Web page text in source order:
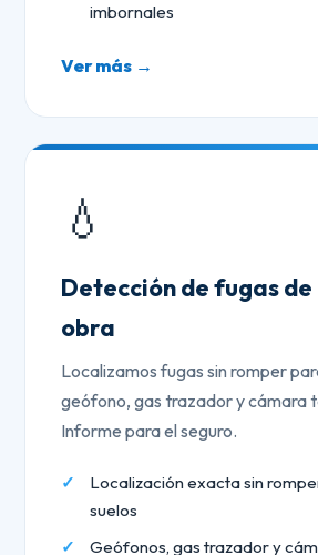
imbornales
Ver más →
💧
Detección de fugas de
obra
Localizamos fugas sin romper
geófono, gas trazador y cámara
Informe para el seguro.
Localización exacta sin
suelos
Geófonos, gas trazador y